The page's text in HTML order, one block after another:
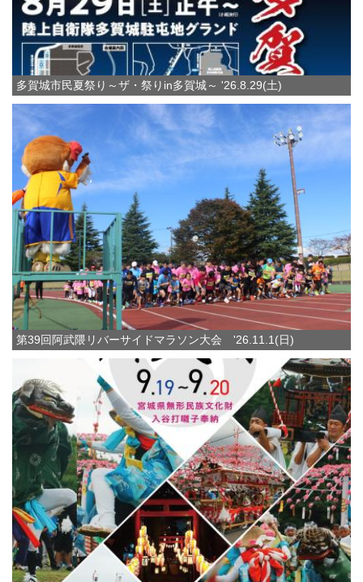
多賀城市民夏祭り～ザ・祭りin多賀城～ '26.8.29(土)
第39回阿武隈リバーサイドマラソン大会 '26.11.1(日)